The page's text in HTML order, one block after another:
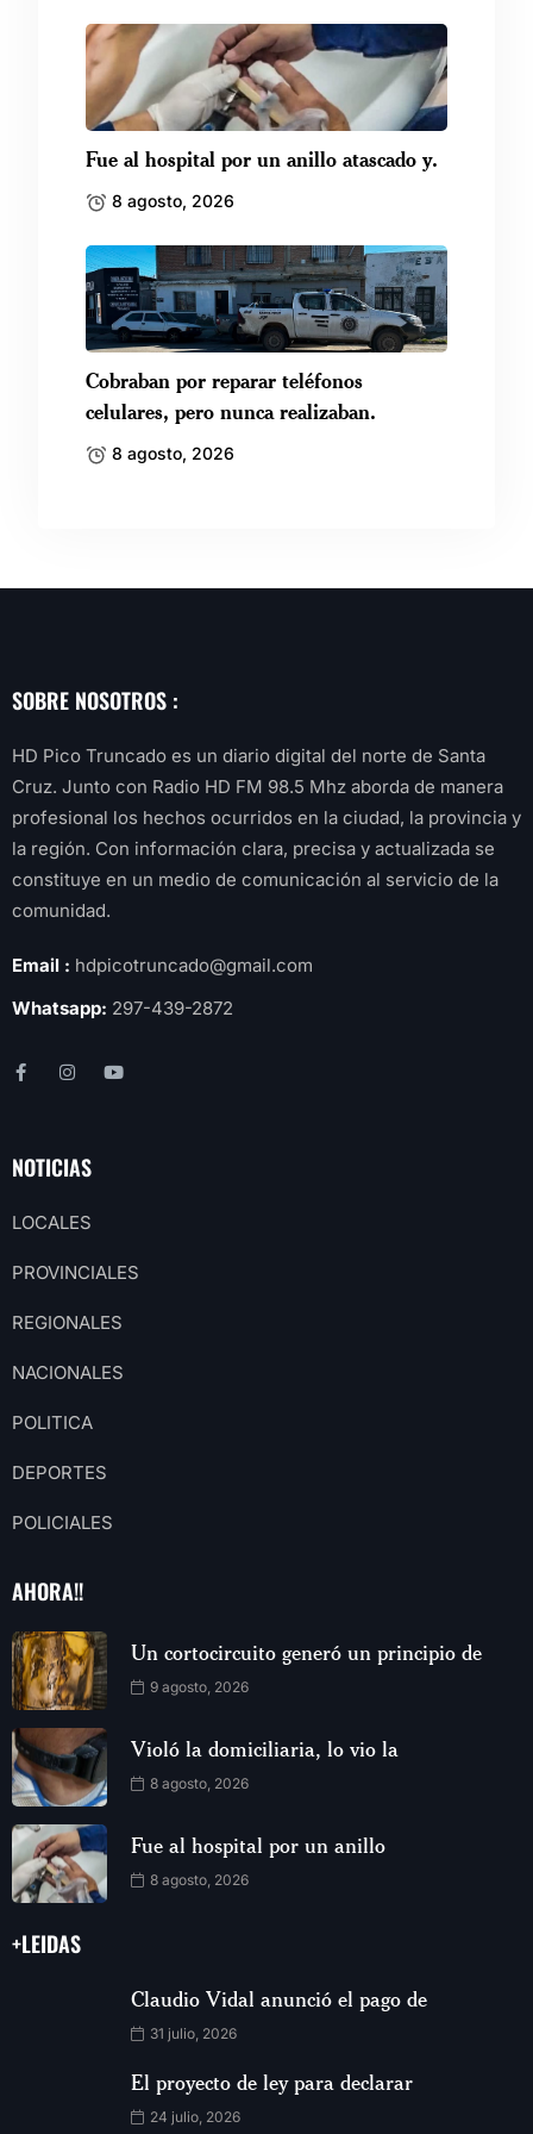
Fue al hospital por un anillo atascado y.
8 agosto, 2026
Cobraban por reparar teléfonos
celulares, pero nunca realizaban.
8 agosto, 2026
SOBRE NOSOTROS :
HD Pico Truncado es un diario digital del norte de Santa
Cruz. Junto con Radio HD FM 98.5 Mhz aborda de manera
profesional los hechos ocurridos en la ciudad, la provincia y
la región. Con información clara, precisa y actualizada se
constituye en un medio de comunicación al servicio de la
comunidad.
Email : hdpicotruncado@gmail.com
Whatsapp: 297-439-2872
NOTICIAS
LOCALES
PROVINCIALES
REGIONALES
NACIONALES
POLITICA
DEPORTES
POLICIALES
AHORA!!
Un cortocircuito generó un principio de
9 agosto, 2026
Violó la domiciliaria, lo vio la
8 agosto, 2026
Fue al hospital por un anillo
8 agosto, 2026
+LEIDAS
Claudio Vidal anunció el pago de
31 julio, 2026
El proyecto de ley para declarar
24 julio, 2026